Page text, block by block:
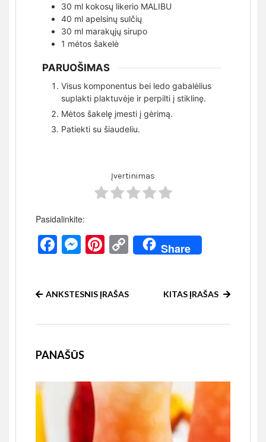
30 ml kokosų likerio MALIBU
40 ml apelsinų sulčių
30 ml marakųjų sirupo
1 mėtos šakelė
PARUOŠIMAS
Visus komponentus bei ledo gabalėlius
suplakti plaktuvėje ir perpilti į stiklinę.
Mėtos šakelę įmesti į gėrimą.
Patiekti su šiaudeliu.
Įvertinimas
Pasidalinkite:
Facebook
Messenger
Pinterest
Copy
Link
Share
ANKSTESNIS ĮRAŠAS KITAS ĮRAŠAS
PANAŠŪS